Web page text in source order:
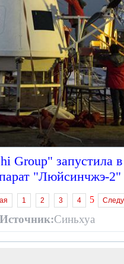
Group" запустила
"Люйсинчжэ-2"
1 2 3 4 5
Источник:Синьхуа